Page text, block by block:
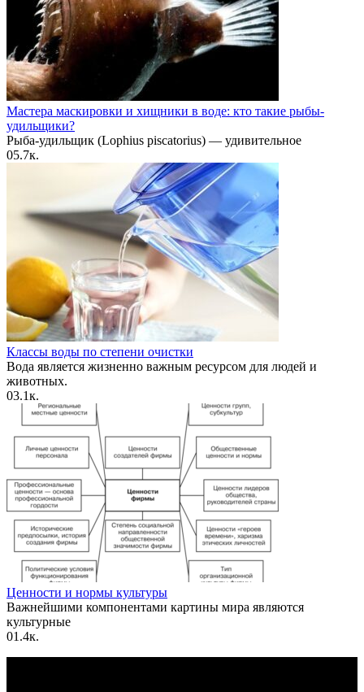
Мастера маскировки и хищники в воде: кто такие рыбы-
удильщики?
Рыба-удильщик (Lophius piscatorius) — удивительное
05.7к.
Классы воды по степени очистки
Вода является жизненно важным ресурсом для людей и
животных.
03.1к.
Ценности и нормы культуры
Важнейшими компонентами картины мира являются
культурные
01.4к.